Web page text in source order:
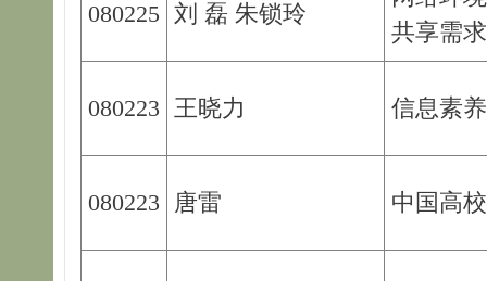
080225 刘 磊 朱锁玲
共享需
080223 王晓力 信息素
080223 唐雷 中国高